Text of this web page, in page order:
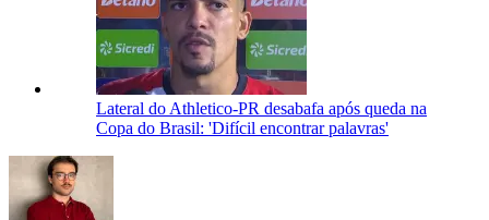
Lateral do Athletico-PR desabafa após queda na
Copa do Brasil: 'Difícil encontrar palavras'